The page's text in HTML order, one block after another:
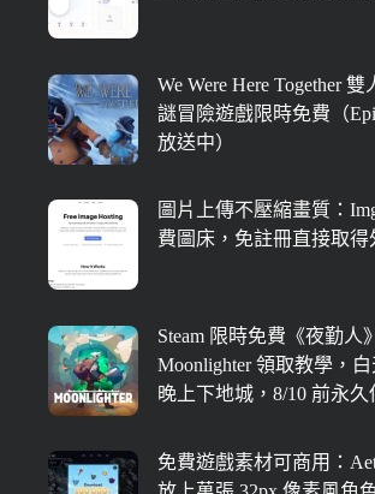
We Were Here Together
謎冒險遊戲限時免費（
放送中）
圖片上傳不壓縮畫質：
費圖床，免註冊直接取得
Steam 限時免費《夜勤人》
Moonlighter 領取教學，白
晚上下地城，8/10 前永久
免費遊戲素材可商用：